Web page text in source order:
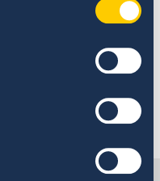
snarare än